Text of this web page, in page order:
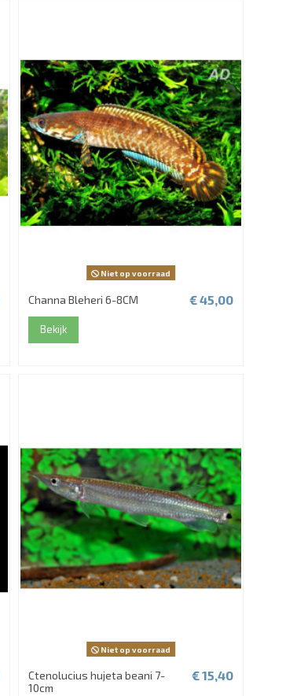
Niet op voorraad
Channa Bleheri 6-8CM € 45,00
Bekijk
Niet op voorraad
Ctenolucius hujeta beani 7-
10cm
€ 15,40